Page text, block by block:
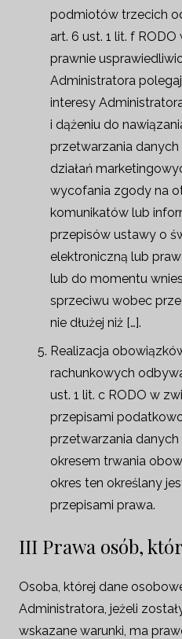
podmiotów trzecich
art. 6 ust. 1 lit. f
prawnie
Administratora
interesy
i dążeniu do
przetwarzania
działań
wycofania zgody na
komunikatów lub
przepisów ustawy o
elektroniczną lub
lub do momentu
sprzeciwu wobec
nie dłużej niż […].
Realizacja
rachunkowych
ust. 1 lit. c RODO w
przepisami
przetwarzania
okresem trwania
okres ten określany
przepisami prawa.
III Prawa osób,
Osoba, której dane
Administratora, jeżeli
wskazane warunki, ma